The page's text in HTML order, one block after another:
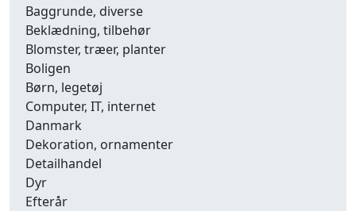
Baggrunde, diverse
Beklædning, tilbehør
Blomster, træer, planter
Boligen
Børn, legetøj
Computer, IT, internet
Danmark
Dekoration, ornamenter
Detailhandel
Dyr
Efterår